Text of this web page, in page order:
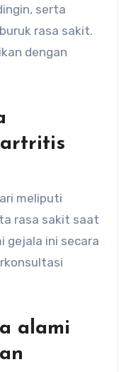
serta
rasa sakit.
dengan
meliputi
rasa sakit saat
gejala ini secara
alami